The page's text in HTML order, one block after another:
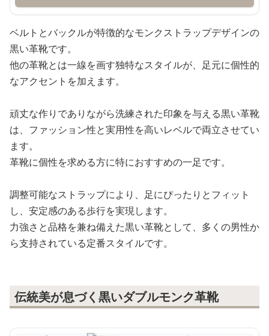
ベルトとバックルが特徴的なモンクストラップデザインの
黒い革靴です。
他の革靴とは一線を画す独特なスタイルが、足元に個性的
なアクセントを加えます。
頑丈な作りでありながら洗練された印象を与える黒い革靴
は、ファッション性と実用性を高いレベルで両立させてい
ます。
革靴に個性を求める方に特におすすめの一足です。
調整可能なストラップにより、足にぴったりとフィット
し、安定感のある歩行を実現します。
力強さと品格を兼ね備えた黒い革靴として、多くの男性か
ら支持されている定番スタイルです。
伝統美が息づく黒いダブルモンク革靴